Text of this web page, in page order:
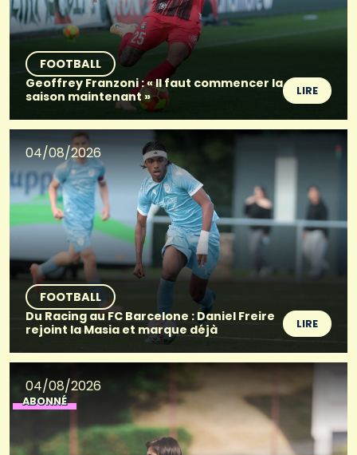
FOOTBALL
Geoffrey Franzoni : « Il faut commencer la
saison maintenant »
LIRE
04/08/2026
FOOTBALL
Du Racing au FC Barcelone : Daniel Freire
rejoint la Masia et marque déjà
LIRE
04/08/2026
ABONNÉ